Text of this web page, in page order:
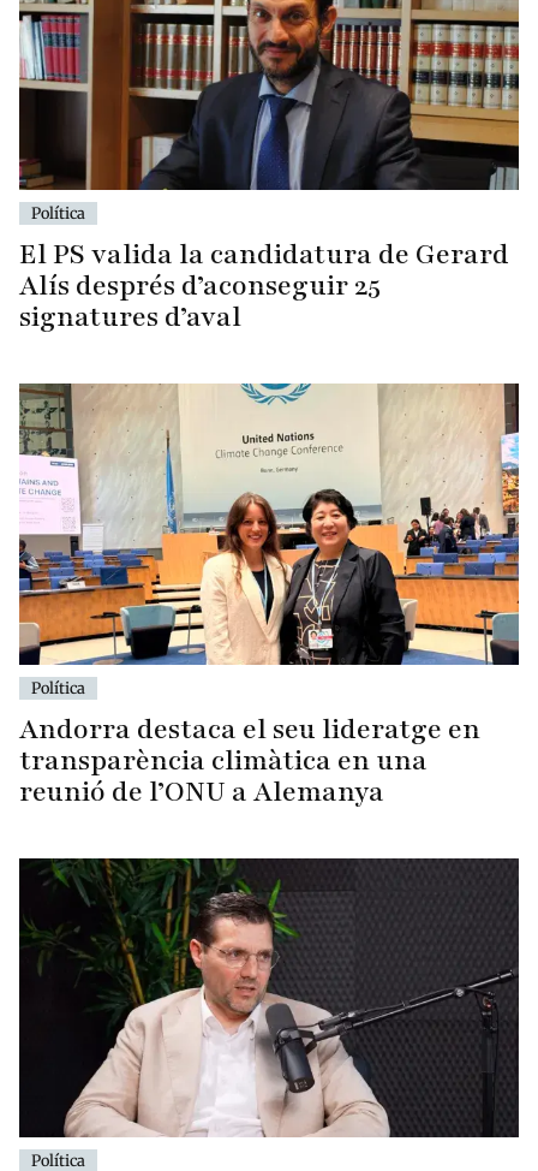
Política
El PS valida la candidatura de Gerard
Alís després d’aconseguir 25
signatures d’aval
Política
Andorra destaca el seu lideratge en
transparència climàtica en una
reunió de l’ONU a Alemanya
Política